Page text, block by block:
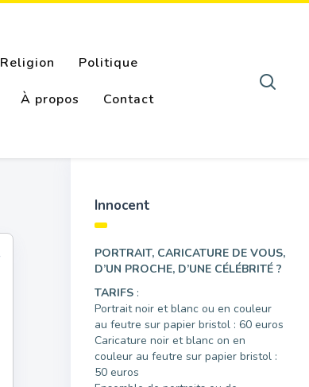
Religion Politique
À propos Contact
Innocent
PORTRAIT, CARICATURE DE VOUS,
D’UN PROCHE, D’UNE CÉLÉBRITÉ ?
TARIFS :
Portrait noir et blanc ou en couleur
au feutre sur papier bristol : 60 euros
Caricature noir et blanc on en
couleur au feutre sur papier bristol :
50 euros